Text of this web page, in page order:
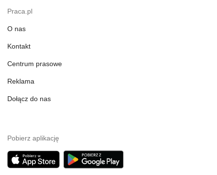
Praca.pl
O nas
Kontakt
Centrum prasowe
Reklama
Dołącz do nas
Pobierz aplikację